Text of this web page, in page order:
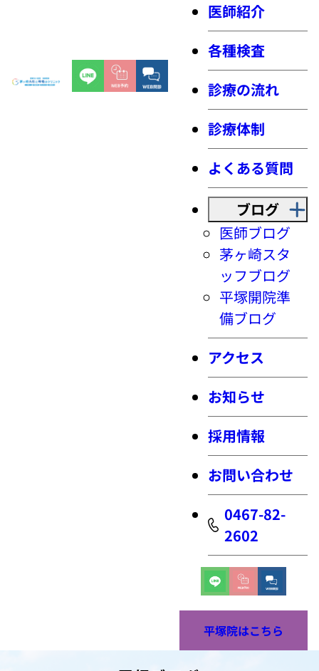
医師紹介
各種検査
診療の流れ
診療体制
よくある質問
ブログ
医師ブログ
茅ヶ崎スタ
ッフブログ
平塚開院準
備ブログ
アクセス
お知らせ
採用情報
お問い合わせ
0467-82-
2602
平塚院はこちら